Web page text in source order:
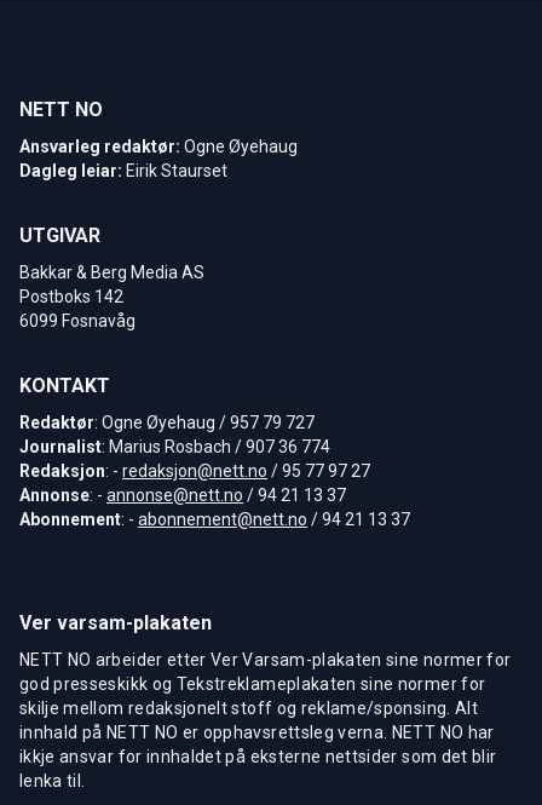
NETT NO
Ansvarleg redaktør: Ogne Øyehaug
Dagleg leiar: Eirik Staurset
UTGIVAR
Bakkar & Berg Media AS
Postboks 142
6099 Fosnavåg
KONTAKT
Redaktør: Ogne Øyehaug / 957 79 727
Journalist: Marius Rosbach / 907 36 774
Redaksjon: - redaksjon@nett.no / 95 77 97 27
Annonse: - annonse@nett.no / 94 21 13 37
Abonnement: - abonnement@nett.no / 94 21 13 37
Ver varsam-plakaten
NETT NO arbeider etter Ver Varsam-plakaten sine normer for
god presseskikk og Tekstreklameplakaten sine normer for
skilje mellom redaksjonelt stoff og reklame/sponsing. Alt
innhald på NETT NO er opphavsrettsleg verna. NETT NO har
ikkje ansvar for innhaldet på eksterne nettsider som det blir
lenka til.